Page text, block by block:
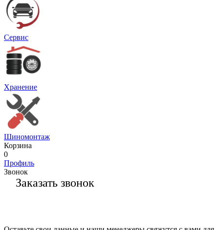
Сервис
Хранение
Шиномонтаж
Корзина
0
Профиль
Звонок
Заказать звонок